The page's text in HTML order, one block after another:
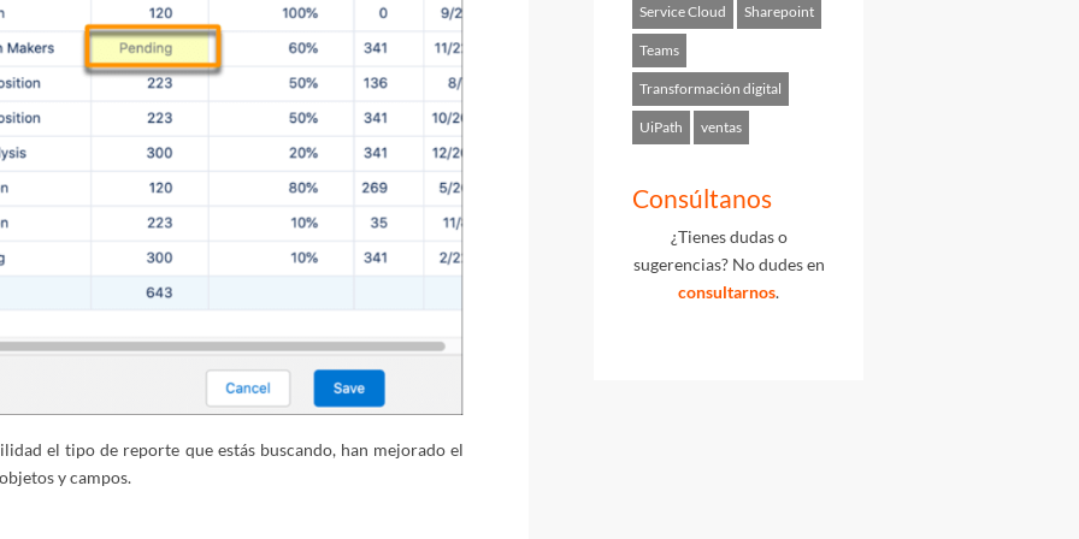
el tipo de reporte que estás buscando, han mejorado el
y campos.
Service Cloud Sharepoint
Teams
Transformación digital
UiPath ventas
Consúltanos
¿Tienes dudas o
sugerencias? No dudes en
consultarnos.